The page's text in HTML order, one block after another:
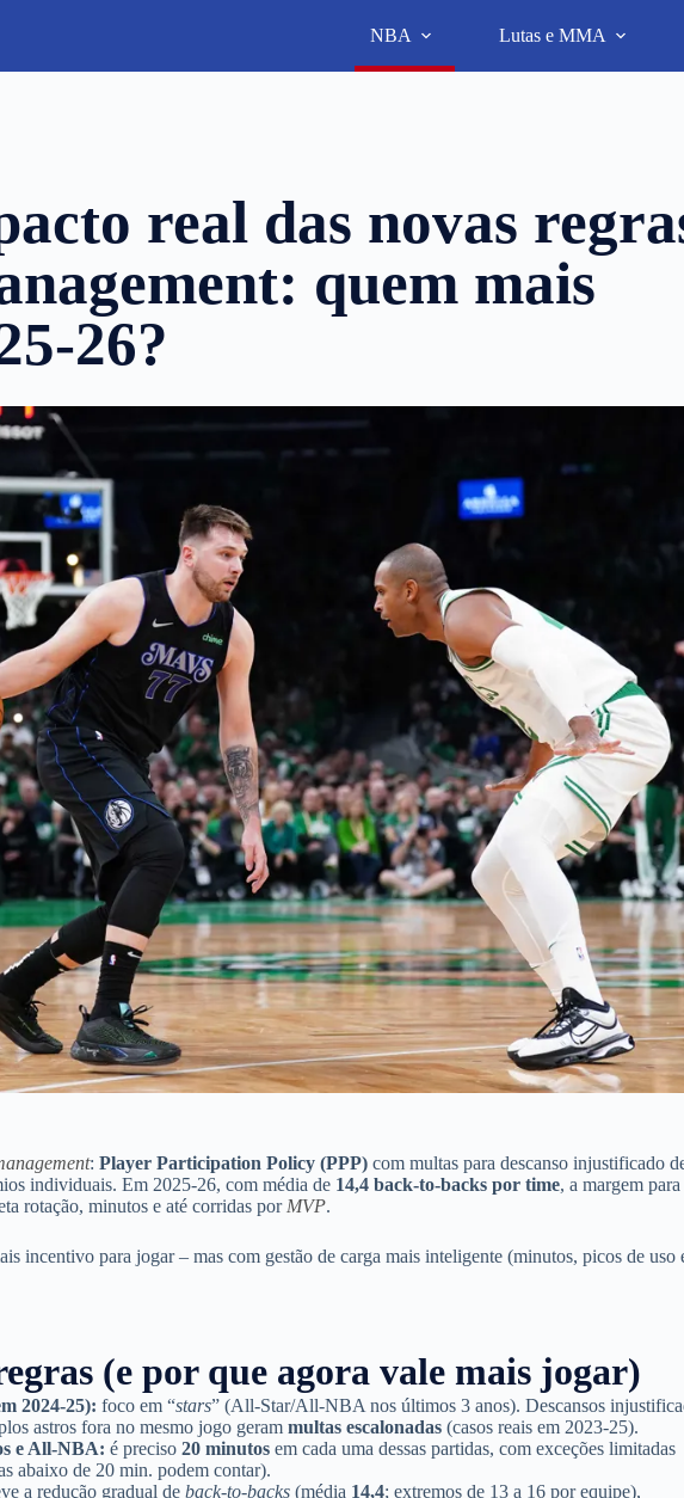
NBA Lutas e MMA
real das novas
quem mais
26?
:Player Participation Policy (PPP) com multas para descanso injustificado
individuais. Em 2025-26, com média de 14,4 back-to-backs por time, a margem para
rotação, minutos e até corridas por MVP.
incentivo para jogar – mas com gestão de carga mais inteligente (minutos, picos de uso
(e por que agora vale mais jogar)
2024-25): foco em “stars” (All-Star/All-NBA nos últimos 3 anos). Descansos
astros fora no mesmo jogo gerammultas escalonadas (casos reais em 2023-25).
e All-NBA: é preciso20 minutos em cada uma dessas partidas, com exceções limitadas
abaixo de 20 min. podem contar).
a redução gradual deback-to-backs (média 14,4; extremos de 13 a 16 por equipe),